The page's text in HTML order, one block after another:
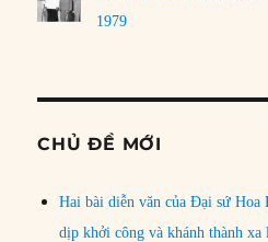
1979
CHỦ ĐỀ MỚI
Hai bài diễn văn của Đại sứ
dịp khởi công và khánh thành